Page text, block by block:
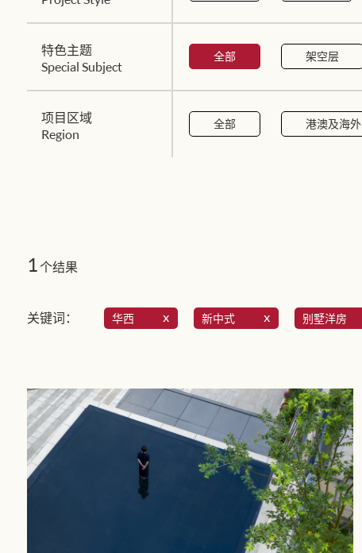
特色主题
Special Subject
全部 架空层
项目区域
Region
全部 港澳及海外
1个结果
关键词： 华西 新中式 别墅洋房